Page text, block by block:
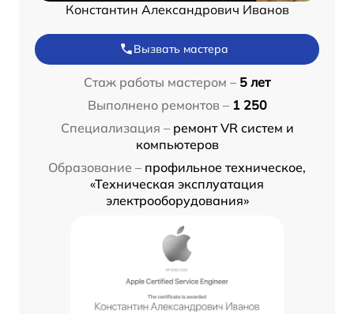
Константин Александрович Иванов
Вызвать мастера
Стаж работы мастером – 5 лет
Выполнено ремонтов – 1 250
Специализация – ремонт VR систем и
компьютеров
Образование – профильное техническое,
«Техническая эксплуатация
электрооборудования»